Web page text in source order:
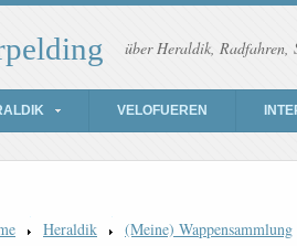
über Heraldik, Radfahren,
VELOFUEREN
Heraldik (Meine) Wappensammlung